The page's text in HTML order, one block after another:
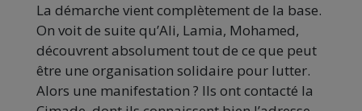
La démarche vient complètement de la base.
On voit de suite qu’Ali, Lamia, Mohamed,
découvrent absolument tout de ce que peut
être une organisation solidaire pour lutter.
Alors une manifestation ? Ils ont contacté la